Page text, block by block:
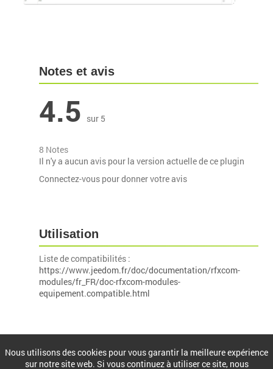
Notes et avis
4.5 sur 5
8 Notes
Il n'y a aucun avis pour la version actuelle de ce plugin
Connectez-vous pour donner votre avis
Utilisation
Liste de compatibilités :
https://www.jeedom.fr/doc/documentation/rfxcom-
modules/fr_FR/doc-rfxcom-modules-
equipement.compatible.html
Nous utilisons des cookies pour vous garantir la meilleure expérience
sur notre site web. Si vous continuez à utiliser ce site, nous